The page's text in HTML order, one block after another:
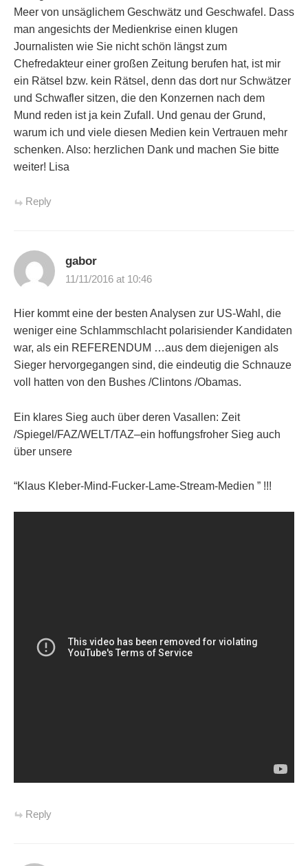
Meer von unsäglichem Geschwätz und Geschwafel. Dass
man angesichts der Medienkrise einen klugen
Journalisten wie Sie nicht schön längst zum
Chefredakteur einer großen Zeitung berufen hat, ist mir
ein Rätsel bzw. kein Rätsel, denn das dort nur Schwätzer
und Schwafler sitzen, die den Konzernen nach dem
Mund reden ist ja kein Zufall. Und genau der Grund,
warum ich und viele diesen Medien kein Vertrauen mehr
schenken. Also: herzlichen Dank und machen Sie bitte
weiter! Lisa
Reply
gabor
11/11/2016 at 10:46
Hier kommt eine der besten Analysen zur US-Wahl, die
weniger eine Schlammschlacht polarisiender Kandidaten
war, als ein REFERENDUM …aus dem diejenigen als
Sieger hervorgegangen sind, die eindeutig die Schnauze
voll hatten von den Bushes /Clintons /Obamas.
Ein klares Sieg auch über deren Vasallen: Zeit
/Spiegel/FAZ/WELT/TAZ–ein hoffungsfroher Sieg auch
über unsere
“Klaus Kleber-Mind-Fucker-Lame-Stream-Medien ” !!!
Reply